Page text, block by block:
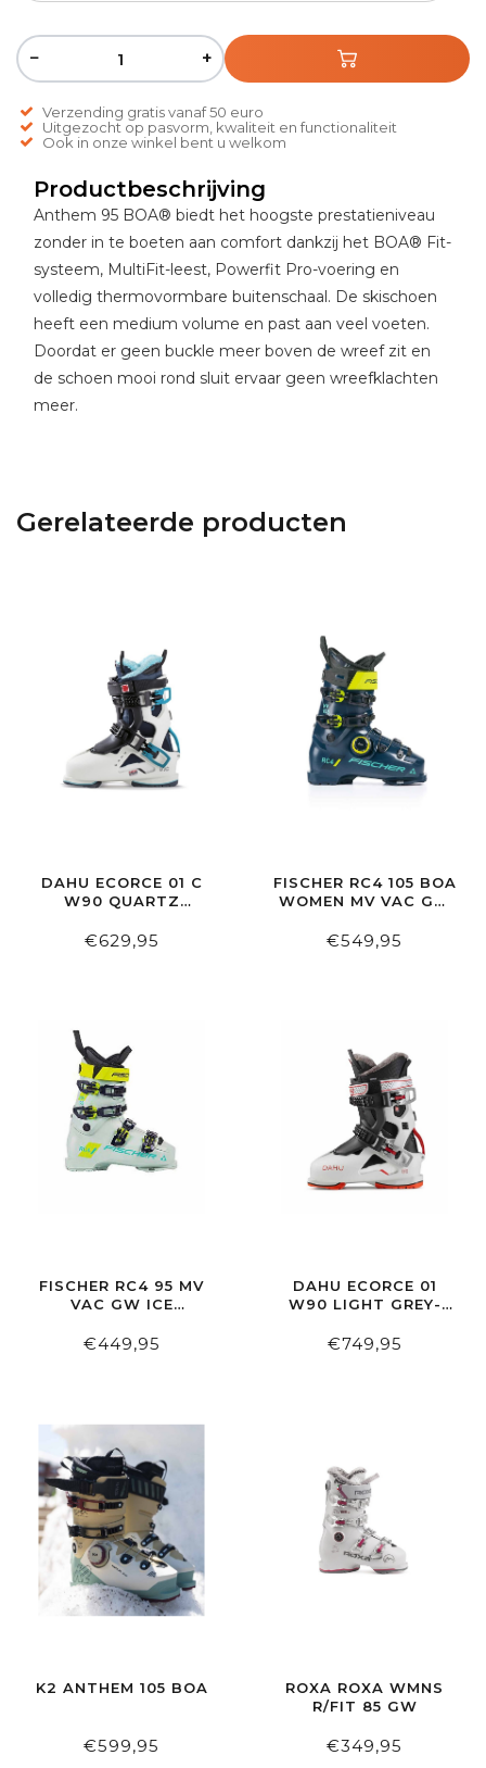
− +
Verzending gratis vanaf 50 euro
Uitgezocht op pasvorm, kwaliteit en functionaliteit
Ook in onze winkel bent u welkom
Productbeschrijving
Anthem 95 BOA® biedt het hoogste prestatieniveau
zonder in te boeten aan comfort dankzij het BOA® Fit-
systeem, MultiFit-leest, Powerfit Pro-voering en
volledig thermovormbare buitenschaal. De skischoen
heeft een medium volume en past aan veel voeten.
Doordat er geen buckle meer boven de wreef zit en
de schoen mooi rond sluit ervaar geen wreefklachten
meer.
Gerelateerde producten
DAHU ECORCE 01 C
W90 QUARTZ
€629,95
FISCHER RC4 105 BOA
WOMEN MV VAC GW
€549,95
FISCHER RC4 95 MV
VAC GW ICE
€449,95
DAHU ECORCE 01
W90 LIGHT GREY-
€749,95
K2 ANTHEM 105 BOA
€599,95
ROXA ROXA WMNS
R/FIT 85 GW
€349,95